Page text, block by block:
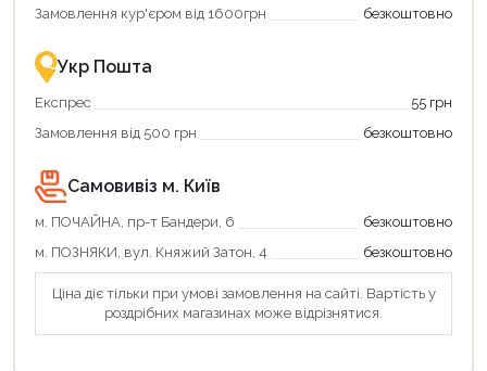
Замовлення кур'єром від 1600грн безкоштовно
Укр Пошта
Експрес
55 грн
Замовлення від 500 грн
безкоштовно
Самовивіз м. Київ
м. ПОЧАЙНА, пр-т Бандери, 6
безкоштовно
м. ПОЗНЯКИ, вул. Княжий Затон, 4
безкоштовно
Ціна діє тільки при умові замовлення на сайті. Вартість у
роздрібних магазинах може відрізнятися.
Продовжити покупки